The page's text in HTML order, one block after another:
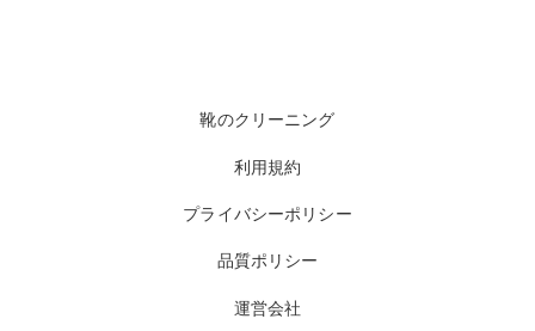
靴のクリーニング
利用規約
プライバシーポリシー
品質ポリシー
運営会社